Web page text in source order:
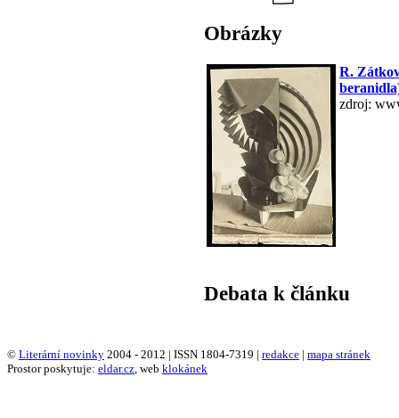
Obrázky
R.
zdroj:
Debata k článku
© Literární novinky 2004 - 2012 | ISSN 1804-7319 | redakce | mapa stránek
Prostor poskytuje: eldar.cz , web klokánek